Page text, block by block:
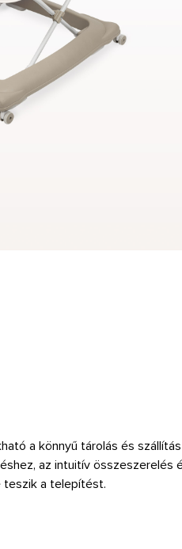
a könnyű tárolás és
az intuitív összeszerelés
teszik a telepítést.